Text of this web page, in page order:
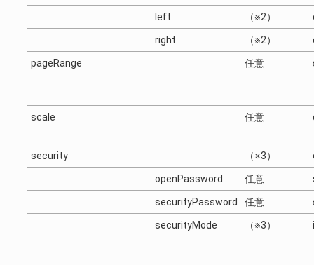
left （※2）
right （※2）
pageRange 任意
scale 任意
security （※3）
openPassword 任意
securityPassword 任意
securityMode （※3）